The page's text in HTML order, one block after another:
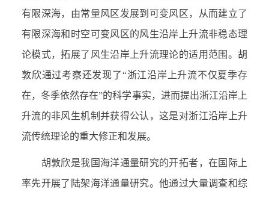
有限深海，由常量风区发展到可变风区，从而建立了
有限深海和时空可变风区的风生沿岸上升流非稳态理
论模式，拓展了风生沿岸上升流理论的适用范围。胡
敦欣通过考察还发现了“浙江沿岸上升流不仅夏季存
在，冬季依然存在”的科学事实，进而提出浙江沿岸上
升流的非风生机制并获得公认，这是对浙江沿岸上升
流传统理论的重大修正和发展。
胡敦欣是我国海洋通量研究的开拓者，在国际上
率先开展了陆架海洋通量研究。他通过大量调查和综